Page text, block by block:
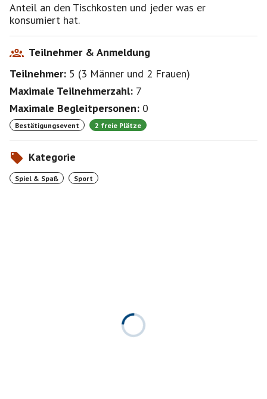
Anteil an den Tischkosten und jeder was er
konsumiert hat.
Teilnehmer & Anmeldung
Teilnehmer: 5 (3 Männer und 2 Frauen)
Maximale Teilnehmerzahl: 7
Maximale Begleitpersonen: 0
Bestätigungsevent 2 freie Plätze
Kategorie
Spiel & Spaß Sport